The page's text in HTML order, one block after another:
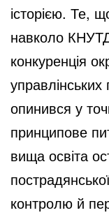
історією. Те,
навколо
конкуренція
управлінських
опинився у
принципове
вища освіта
контролю й